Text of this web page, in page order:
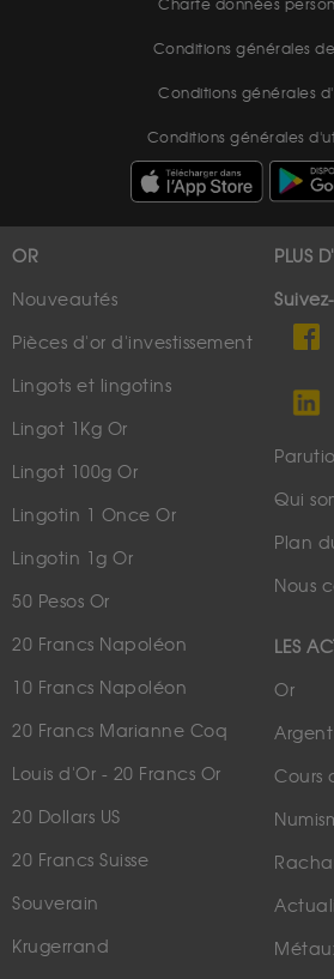
Charte données
Conditions générales
Conditions générales
Conditions générales
OR
Nouveautés
Pièces d'or d'investissement
Lingots et lingotins
Lingot 1Kg Or
Lingot 100g Or
Lingotin 1 Once Or
Lingotin 1g Or
50 Pesos Or
20 Francs Napoléon
10 Francs Napoléon
20 Francs Marianne Coq
Louis d'Or - 20 Francs Or
20 Dollars US
20 Francs Suisse
Souverain
Krugerrand
PLUS
Qui
Plan
Nous
LES
Or
Argent
Cours